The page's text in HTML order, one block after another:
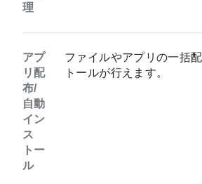
理
アプ
リ配
布/
自動
イン
ス
トー
ル
ファイルやアプリの一括
トールが行えます。